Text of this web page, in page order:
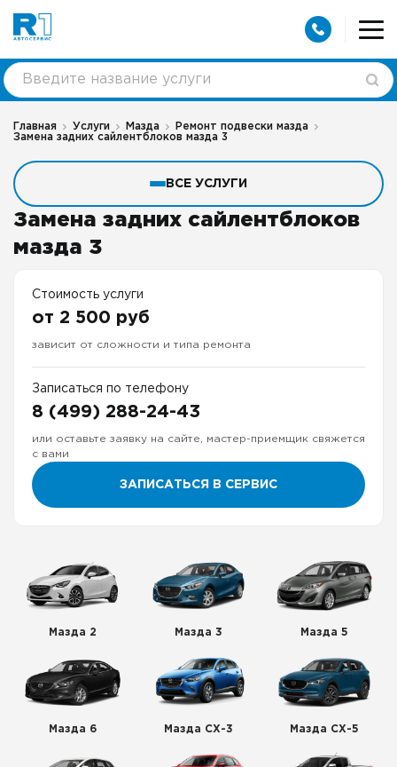
Главная Услуги Мазда
Ремонт подвески мазда
Замена задних сайлентблоков мазда 3
ВСЕ УСЛУГИ
Замена задних сайлентблоков
мазда 3
Стоимость услуги
от 2 500 руб
зависит от сложности и типа ремонта
Записаться по телефону
8 (499) 288-24-43
или оставьте заявку на сайте, мастер-приемщик свяжется
с вами
ЗАПИСАТЬСЯ В СЕРВИС
Мазда 2 Мазда 3 Мазда 5
Мазда 6 Мазда СХ-3 Мазда СХ-5